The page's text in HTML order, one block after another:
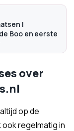
|
Boo en eerste
over
altijd op de
ook regelmatig in